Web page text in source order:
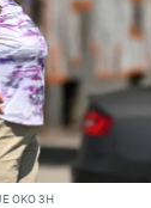
OKO 3H